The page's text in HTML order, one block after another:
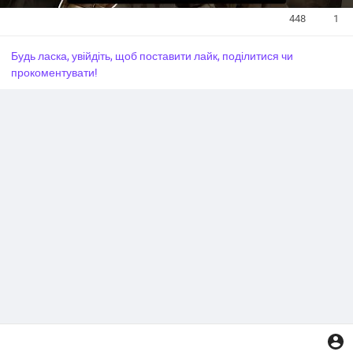
448 1
Будь ласка, увійдіть, щоб поставити лайк, поділитися чи
прокоментувати!